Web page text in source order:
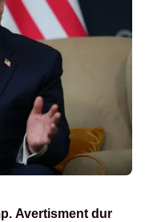
Avertisment dur